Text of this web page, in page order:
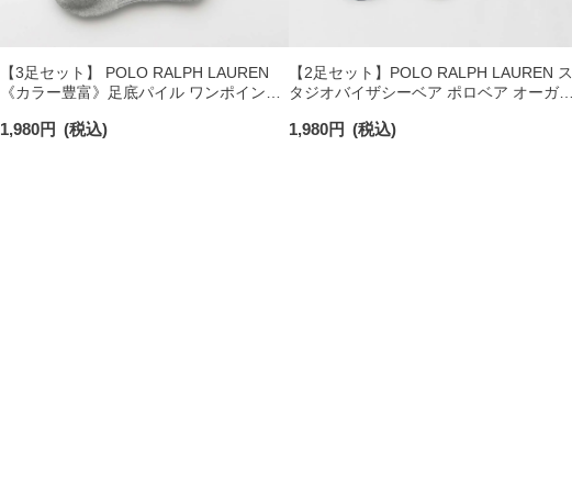
【3足セット】 POLO RALPH LAUREN
《カラー豊富》足底パイル ワンポイント
ンズ 92009604
1,980円 (税込)
【2足セット】POLO RALPH LAUREN ス
タジオバイザシーベア ポロベア オーガニ
ンズ レディース 92009650
1,980円 (税込)